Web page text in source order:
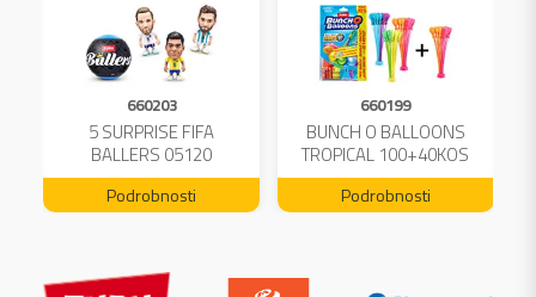
660203
5 SURPRISE FIFA
BALLERS 05120
Podrobnosti
660199
BUNCH O BALLOONS
TROPICAL 100+40KOS
FREE 04199
Podrobnosti